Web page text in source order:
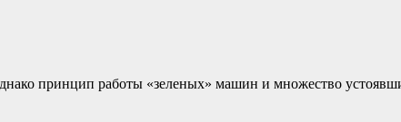
принцип работы «зеленых» машин и множество